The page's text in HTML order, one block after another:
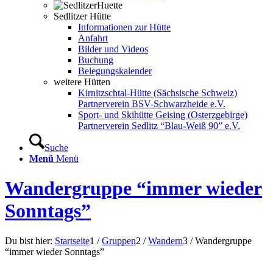
Sedlitzer Hütte
Informationen zur Hütte
Anfahrt
Bilder und Videos
Buchung
Belegungskalender
weitere Hütten
Kirnitzschtal-Hütte (Sächsische Schweiz)
Partnerverein BSV-Schwarzheide e.V.
Sport- und Skihütte Geising (Osterzgebirge)
Partnerverein Sedlitz “Blau-Weiß 90” e.V.
Suche
Menü Menü
Wandergruppe “immer wieder
Sonntags”
Du bist hier: Startseite1 / Gruppen2 / Wandern3 / Wandergruppe
“immer wieder Sonntags”